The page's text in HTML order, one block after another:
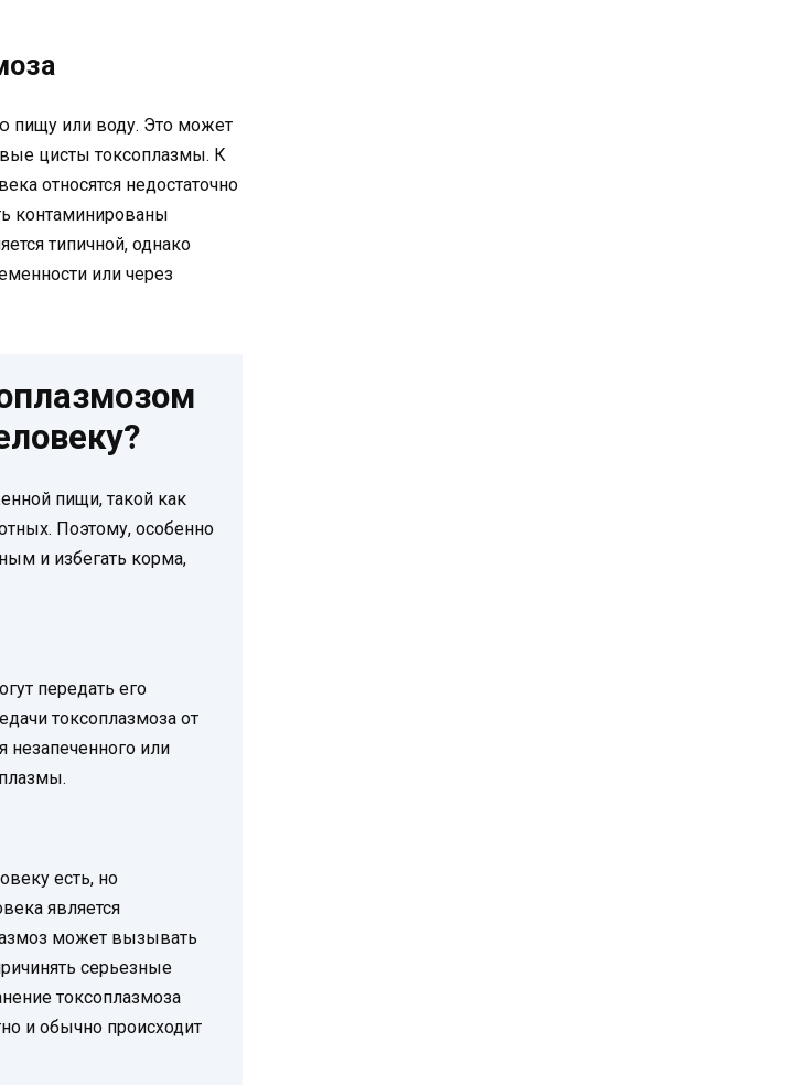
пищу или воду. Это может
цисты токсоплазмы. К
относятся недостаточно
контаминированы
типичной, однако
или через
пищи, такой как
Поэтому, особенно
и избегать корма,
передать его
токсоплазмоза от
незапеченного или
есть, но
является
может вызывать
серьезные
токсоплазмоза
и обычно происходит